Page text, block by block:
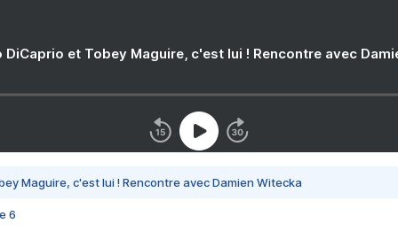
DiCaprio et Tobey Maguire, c'est lui ! Rencontre avec
Maguire, c'est lui ! Rencontre avec Damien Witecka
6